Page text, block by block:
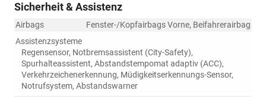
Sicherheit & Assistenz
Airbags
Fenster-/Kopfairbags Vorne, Beifahrerairbag
Assistenzsysteme
Regensensor, Notbremsassistent (City-Safety),
Spurhalteassistent, Abstandstempomat adaptiv (ACC),
Verkehrzeichenerkennung, Müdigkeitserkennungs-Sensor,
Notrufsystem, Abstandswarner